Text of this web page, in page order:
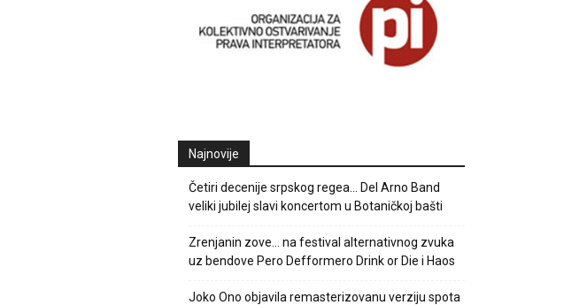
Najnovije
Četiri decenije srpskog regea… Del Arno Band
veliki jubilej slavi koncertom u Botaničkoj bašti
Zrenjanin zove… na festival alternativnog zvuka
uz bendove Pero Defformero Drink or Die i Haos
Joko Ono objavila remasterizovanu verziju spota